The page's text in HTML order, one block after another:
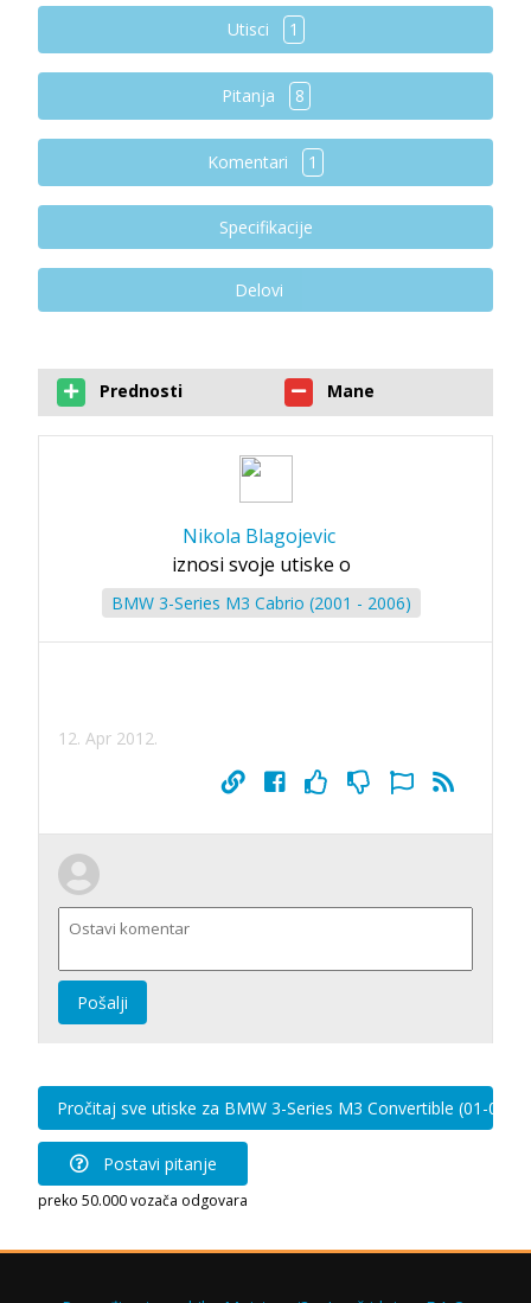
Utisci 1
Pitanja 8
Komentari 1
Specifikacije
Delovi
Prednosti Mane
Nikola Blagojevic
iznosi svoje utiske o
BMW 3-Series M3 Cabrio (2001 - 2006)
12. Apr 2012.
Pošalji
Pročitaj sve utiske za BMW 3-Series M3 Convertible (01-06)
Postavi pitanje
preko 50.000 vozača odgovara